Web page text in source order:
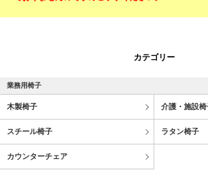
カテゴリー
業務用椅子
木製椅子 介護・施設椅
スチール椅子 ラタン椅子
カウンターチェア